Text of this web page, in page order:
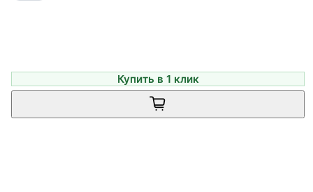
Купить в 1 клик